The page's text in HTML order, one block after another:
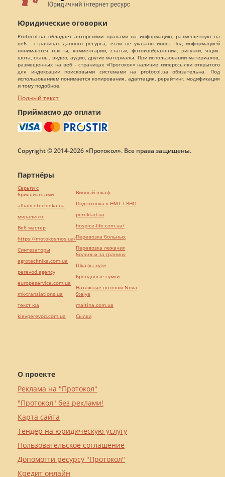
Юридические оговорки
Protocol.ua обладает авторскими правами на информацию, размещенную на
веб - страницах данного ресурса, если не указано иное. Под информацией
понимаются тексты, комментарии, статьи, фотоизображения, рисунки, ящик-
шота, сканы, видео, аудио, другие материалы. При использовании материалов,
размещенных на веб - страницах «Протокол» наличие гиперссылки открытого
для индексации поисковыми системами на protocol.ua обязательна. Под
использованием понимается копирования, адаптация, рерайтинг, модификация
и тому подобное.
Полный текст
Приймаємо до оплати
Copyright © 2014-2026 «Протокол». Все права защищены.
О проекте
Реклама на "Протокол"
"Протокол" без реклами!
Карта сайта
Тендер на юридическую услугу
Пользовательское соглашение
Допомогти ресурсу "Протокол"
Кредит онлайн
Партнёры
Серьги с
бриллиантами
alliancetechnika.ua
миралинкс
Веб мастер
https://motokosmos.ua/
Синтезаторы
agrotechnika.com.ua
perevod.agency
europeservice.com.ua
mk-translations.ua
текст юа
kievperevod.com.ua
Винный шкаф
Подготовка к НМТ / ВНО
pereklad.ua
hospice-life.com.ua/
Перевозка больных
Перевозка лежачих
больных за границу
Шкафы купе
Брендовые сумки
Натяжные потолки Nova
Stelya
maltina.com.ua
Cылки